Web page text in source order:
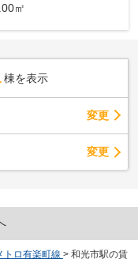
㎡
棟を表示
変更
変更
トロ有楽町線 > 和光市駅の賃